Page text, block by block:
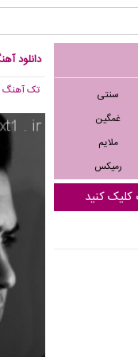
سنتی
غمگین
ملایم
رمیکس
کنید
دانلود
تک آهنگ,